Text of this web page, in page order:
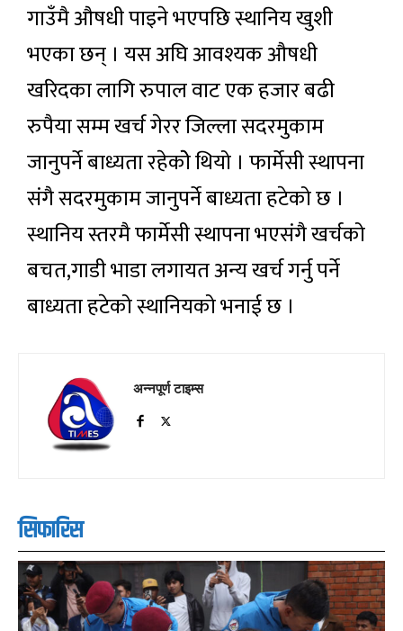
गाउँमै औषधी पाइने भएपछि स्थानिय खुशी
भएका छन् । यस अघि आवश्यक औषधी
खरिदका लागि रुपाल वाट एक हजार बढी
रुपैया सम्म खर्च गेरर जिल्ला सदरमुकाम
जानुपर्ने बाध्यता रहेकोे थियो । फार्मेसी स्थापना
संगै सदरमुकाम जानुपर्ने बाध्यता हटेको छ ।
स्थानिय स्तरमै फार्मेसी स्थापना भएसंगै खर्चको
बचत,गाडी भाडा लगायत अन्य खर्च गर्नु पर्ने
बाध्यता हटेको स्थानियको भनाई छ ।
अन्नपूर्ण टाइम्स
सिफारिस